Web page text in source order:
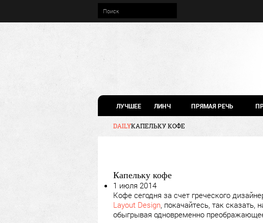
ЛУЧШЕЕ ЛИНЧ ПРЯМАЯ РЕЧЬ
DAILYКАПЕЛЬКУ КОФЕ
Капельку кофе
1 июля 2014
Кофе сегодня за счет греческого
Layout Design , покачайтесь, так
обыгрывая одновременно